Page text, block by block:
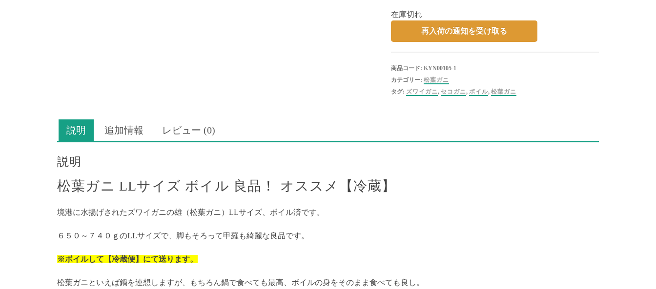
在庫切れ
再入荷の通知を受け取る
商品コード: KYN00105-1
カテゴリー: 松葉ガニ
タグ: ズワイガニ, セコガニ, ボイル, 松葉ガニ
説明 追加情報 レビュー (0)
説明
松葉ガニ LLサイズ ボイル 良品！ オススメ【冷蔵】
境港に水揚げされたズワイガニの雄（松葉ガニ）LLサイズ、ボイル済です。
６５０～７４０ｇのLLサイズで、脚もそろって甲羅も綺麗な良品です。
※ボイルして【冷蔵便】にて送ります。
松葉ガニといえば鍋を連想しますが、もちろん鍋で食べても最高、ボイルの身をそのまま食べても良し。